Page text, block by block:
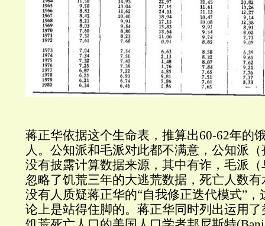
蒋正华依据这个生命表，推算出60-62年的
人。公知派和毛派对此都不满意，公知派
没有披露计算数据来源，其中有诈，毛派
忽略了饥荒三年的大逃荒数据，死亡人数
没有人质疑蒋正华的“自我修正迭代模式”
论上是站得住脚的。蒋正华同时列出运用